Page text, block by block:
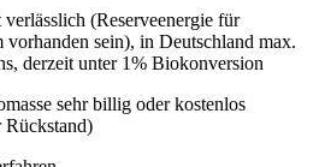
(Reserveenergie für
sein), in Deutschland max.
derzeit unter 1% Biokonversion
sehr billig oder kostenlos